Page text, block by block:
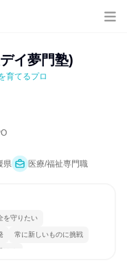
イ夢門塾)
育てるプロ
県
医療/福祉専門職
を守りたい
常に新しいものに挑戦
る